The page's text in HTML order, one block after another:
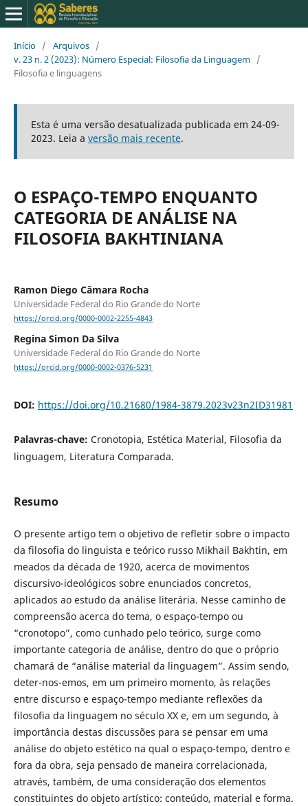
Início / Arquivos /
v. 23 n. 2 (2023): Número Especial: Filosofia da Linguagem /
Filosofia e linguagens
Esta é uma versão desatualizada publicada em 24-09-
2023. Leia a versão mais recente.
O ESPAÇO-TEMPO ENQUANTO
CATEGORIA DE ANÁLISE NA
FILOSOFIA BAKHTINIANA
Ramon Diego Câmara Rocha
Universidade Federal do Rio Grande do Norte
https://orcid.org/0000-0002-2255-4843
Regina Simon Da Silva
Universidade Federal do Rio Grande do Norte
https://orcid.org/0000-0002-0376-5231
DOI: https://doi.org/10.21680/1984-3879.2023v23n2ID31981
Palavras-chave: Cronotopia, Estética Material, Filosofia da
linguagem, Literatura Comparada.
Resumo
O presente artigo tem o objetivo de refletir sobre o impacto
da filosofia do linguista e teórico russo Mikhail Bakhtin, em
meados da década de 1920, acerca de movimentos
discursivo-ideológicos sobre enunciados concretos,
aplicados ao estudo da análise literária. Nesse caminho de
compreensão acerca do tema, o espaço-tempo ou
“cronotopo”, como cunhado pelo teórico, surge como
importante categoria de análise, dentro do que o próprio
chamará de “análise material da linguagem”. Assim sendo,
deter-nos-emos, em um primeiro momento, às relações
entre discurso e espaço-tempo mediante reflexões da
filosofia da linguagem no século XX e, em um segundo, à
importância destas discussões para se pensar em uma
análise do objeto estético na qual o espaço-tempo, dentro e
fora da obra, seja pensado de maneira correlacionada,
através, também, de uma consideração dos elementos
constituintes do objeto artístico: conteúdo, material e forma.